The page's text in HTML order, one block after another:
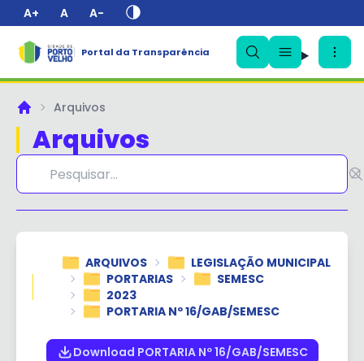
A+ A A-
Portal da Transparência
PrincipalArquivos
Arquivos
ARQUIVOS
LEGISLAÇÃO MUNICIPAL
PORTARIAS
SEMESC
2023
PORTARIA Nº 16/GAB/SEMESC
Download PORTARIA Nº 16/GAB/SEMESC
✕